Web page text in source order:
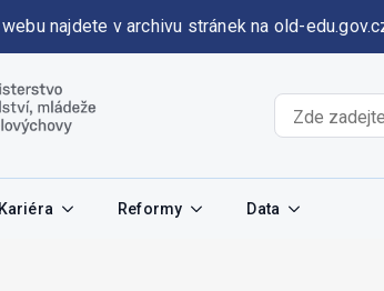
najdete v archivu stránek na old-
Kariéra Reformy Data